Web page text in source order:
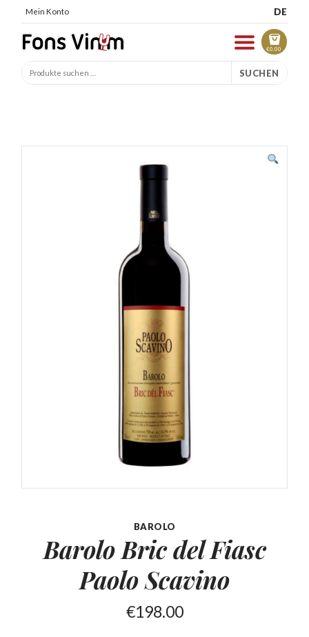
Mein Konto DE
€0.00
SUCHEN
BAROLO
Barolo Bric del Fiasc
Paolo Scavino
€198.00